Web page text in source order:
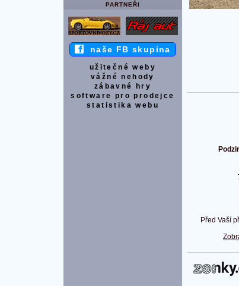
PARTNEŘI
naše FB skupina
užitečné weby
vážné nehody
zábavné hry
software pro prodejce
statistika webu
Před Vaší